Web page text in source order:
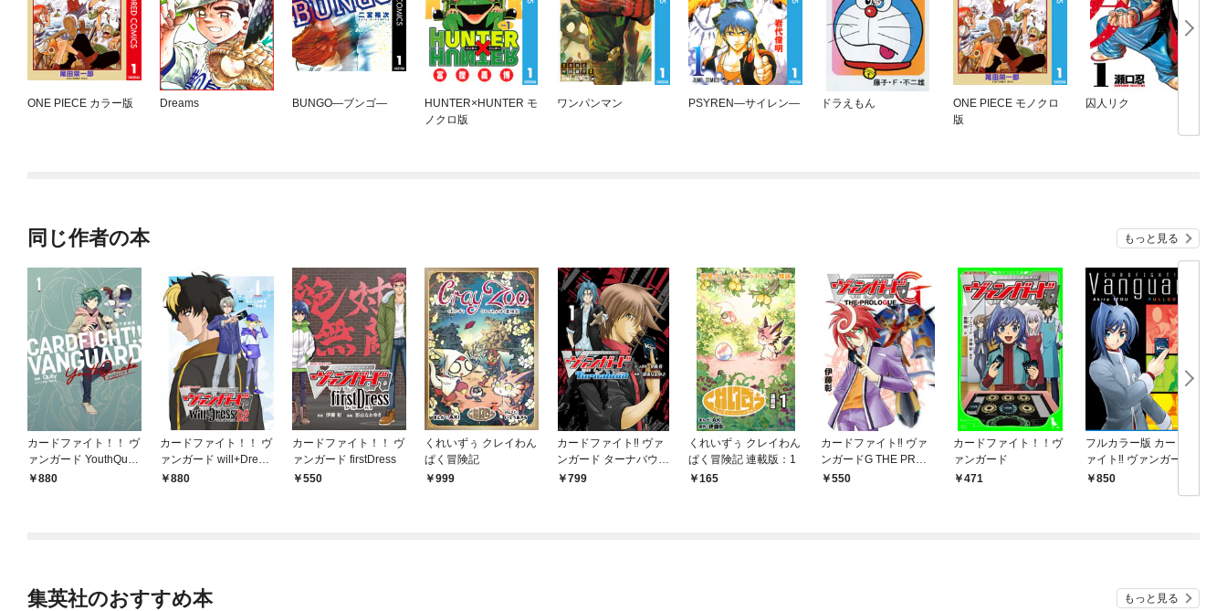
ONE PIECE カラー版 Dreams BUNGO—ブンゴ—
HUNTER×HUNTER モ
ノクロ版
ワンパンマン PSYREN—サイレン— ドラえもん
ONE PIECE モノクロ
版
囚人リク
同じ作者の本 もっと見る
カードファイト！！ ヴ
ァンガード YouthQuak
e1［先行電子書籍版］
880
カードファイト！！ ヴ
ァンガード will+Dress
D2（1）
880
カードファイト！！ ヴ
ァンガード firstDress
550
くれいずぅ クレイわん
ぱく冒険記
999
カードファイト‼ ヴァ
ンガード ターナバウト
（１）
799
くれいずぅ クレイわん
ぱく冒険記 連載版：1
165
カードファイト‼ ヴァ
ンガードG THE PROL
OGUE
550
カードファイト！！ヴ
ァンガード
471
フルカラー版 カードフ
ァイト‼ ヴァンガード
(1)850
集英社のおすすめ本 もっと見る